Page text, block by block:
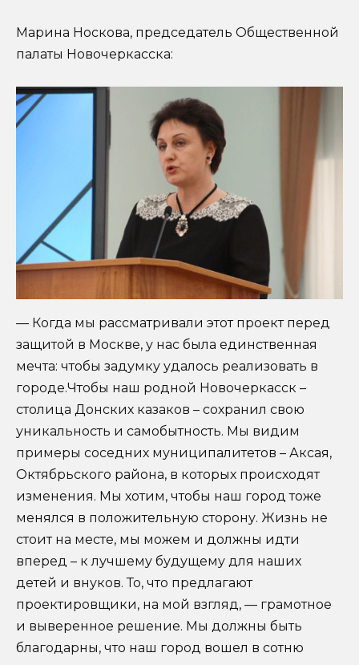
Марина Носкова, председатель Общественной
палаты Новочеркасска:
— Когда мы рассматривали этот проект перед
защитой в Москве, у нас была единственная
мечта: чтобы задумку удалось реализовать в
городе.Чтобы наш родной Новочеркасск –
столица Донских казаков – сохранил свою
уникальность и самобытность. Мы видим
примеры соседних муниципалитетов – Аксая,
Октябрьского района, в которых происходят
изменения. Мы хотим, чтобы наш город тоже
менялся в положительную сторону. Жизнь не
стоит на месте, мы можем и должны идти
вперед – к лучшему будущему для наших
детей и внуков. То, что предлагают
проектировщики, на мой взгляд, — грамотное
и выверенное решение. Мы должны быть
благодарны, что наш город вошел в сотню